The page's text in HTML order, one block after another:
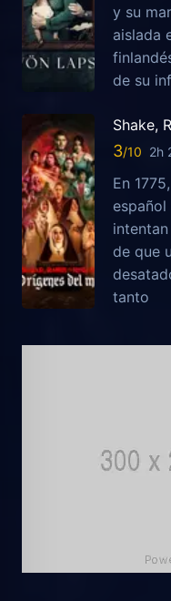
y su
aislada
de su
Shake,
3 2h
En
español
de que
tanto